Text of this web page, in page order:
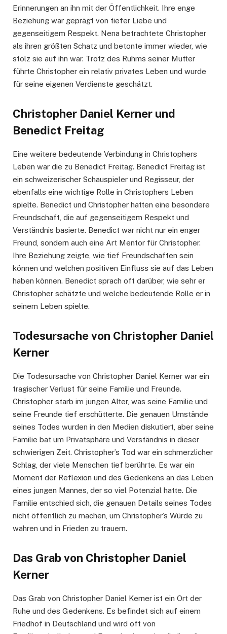
Erinnerungen an ihn mit der Öffentlichkeit. Ihre enge
Beziehung war geprägt von tiefer Liebe und
gegenseitigem Respekt. Nena betrachtete Christopher
als ihren größten Schatz und betonte immer wieder, wie
stolz sie auf ihn war. Trotz des Ruhms seiner Mutter
führte Christopher ein relativ privates Leben und wurde
für seine eigenen Verdienste geschätzt.
Christopher Daniel Kerner und
Benedict Freitag
Eine weitere bedeutende Verbindung in Christophers
Leben war die zu Benedict Freitag. Benedict Freitag ist
ein schweizerischer Schauspieler und Regisseur, der
ebenfalls eine wichtige Rolle in Christophers Leben
spielte. Benedict und Christopher hatten eine besondere
Freundschaft, die auf gegenseitigem Respekt und
Verständnis basierte. Benedict war nicht nur ein enger
Freund, sondern auch eine Art Mentor für Christopher.
Ihre Beziehung zeigte, wie tief Freundschaften sein
können und welchen positiven Einfluss sie auf das Leben
haben können. Benedict sprach oft darüber, wie sehr er
Christopher schätzte und welche bedeutende Rolle er in
seinem Leben spielte.
Todesursache von Christopher Daniel
Kerner
Die Todesursache von Christopher Daniel Kerner war ein
tragischer Verlust für seine Familie und Freunde.
Christopher starb im jungen Alter, was seine Familie und
seine Freunde tief erschütterte. Die genauen Umstände
seines Todes wurden in den Medien diskutiert, aber seine
Familie bat um Privatsphäre und Verständnis in dieser
schwierigen Zeit. Christopher’s Tod war ein schmerzlicher
Schlag, der viele Menschen tief berührte. Es war ein
Moment der Reflexion und des Gedenkens an das Leben
eines jungen Mannes, der so viel Potenzial hatte. Die
Familie entschied sich, die genauen Details seines Todes
nicht öffentlich zu machen, um Christopher’s Würde zu
wahren und in Frieden zu trauern.
Das Grab von Christopher Daniel
Kerner
Das Grab von Christopher Daniel Kerner ist ein Ort der
Ruhe und des Gedenkens. Es befindet sich auf einem
Friedhof in Deutschland und wird oft von